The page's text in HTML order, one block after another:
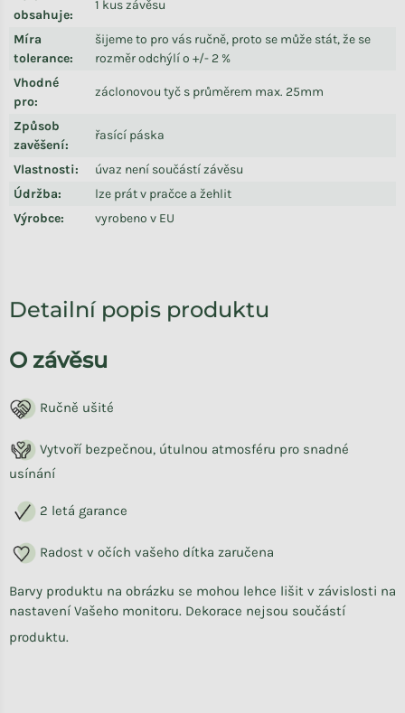
obsahuje:
1 kus závěsu
Míra
tolerance:
šijeme to pro vás ručně, proto se může stát, že se
rozměr odchýlí o +/- 2 %
Vhodné
pro:
záclonovou tyč s průměrem max. 25mm
Způsob
zavěšení:
řasící páska
Vlastnosti:
úvaz není součástí závěsu
Údržba:
lze prát v pračce a žehlit
Výrobce: vyrobeno v EU
Detailní popis produktu
O závěsu
Ručně ušité
Vytvoří bezpečnou, útulnou atmosféru pro snadné
usínání
2 letá garance
Radost v očích vašeho dítka zaručena
Barvy produktu na obrázku se mohou lehce lišit v závislosti na
nastavení Vašeho monitoru. Dekorace nejsou součástí
produktu.